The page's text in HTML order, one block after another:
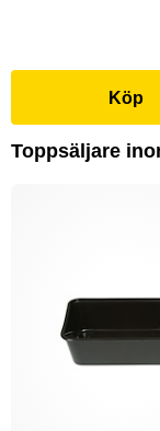
Köp
Toppsäljare